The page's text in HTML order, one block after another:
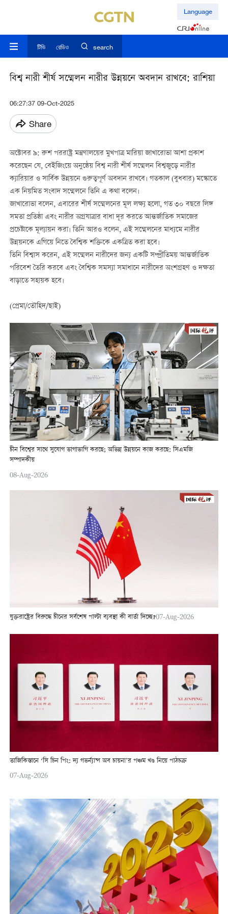
Language
টিভি রেডিও search
বিশ্ব নারী শীর্ষ সম্মেলন নারীর উন্নয়নে অবদান রাখবে: রাশিয়া
06:27:37 09-Oct-2025
Share
অক্টোবর ৯: রুশ পররাষ্ট্র মন্ত্রণালয়ের মুখপাত্র মারিয়া জাখারোভা আশা প্রকাশ
করেছেন যে, বেইজিংয়ে অনুষ্ঠেয় বিশ্ব নারী শীর্ষ সম্মেলন বিশ্বজুড়ে নারীর
ক্যারিয়ার ও সার্বিক উন্নয়নে গুরুত্বপূর্ণ অবদান রাখবে। গতকাল (বুধবার) মস্কোতে
এক নিয়মিত সংবাদ সম্মেলনে তিনি এ কথা বলেন।
জাখারোভা বলেন, এবারের শীর্ষ সম্মেলনের মূল লক্ষ্য হলো, গত ৩০ বছরে লিঙ্গ
সমতা প্রতিষ্ঠা এবং নারীর অগ্রযাত্রার বাধা দূর করতে আন্তর্জাতিক সমাজের
প্রচেষ্টাকে মূল্যায়ন করা। তিনি আরও বলেন, এই সম্মেলনের মাধ্যমে নারীর
উন্নয়নকে এগিয়ে নিতে বৈশ্বিক শক্তিকে একত্রিত করা হবে।
তিনি বিশ্বাস করেন, এই সম্মেলন নারীদের জন্য একটি সম্প্রীতিময় আন্তর্জাতিক
পরিবেশ তৈরি করবে এবং বৈশ্বিক সমস্যা সমাধানে নারীদের অংশগ্রহণ ও দক্ষতা
বাড়াতে সহায়ক হবে।
(প্রেমা/তৌহিদ/ছাই)
চীন বিশ্বের সাথে সুযোগ ভাগাভাগি করছে; অভিন্ন উন্নয়নে কাজ করছে: সিএমজি
সম্পাদকীয়
08-Aug-2026
যুক্তরাষ্ট্রের বিরুদ্ধে চীনের সর্বশেষ পাল্টা ব্যবস্থা কী বার্তা দিচ্ছে?07-Aug-2026
তাজিকিস্তানে ‘সি চিন পিং: দ্য গভর্ন্যান্স অব চায়না’র পঞ্চম খণ্ড নিয়ে পাঠচক্র
07-Aug-2026